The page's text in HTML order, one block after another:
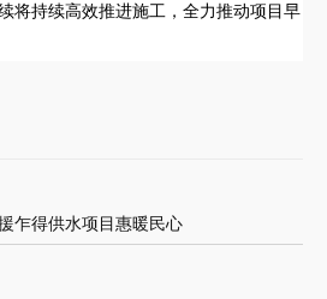
将持续高效推进施工，全力推动项目早
乍得供水项目惠暖民心